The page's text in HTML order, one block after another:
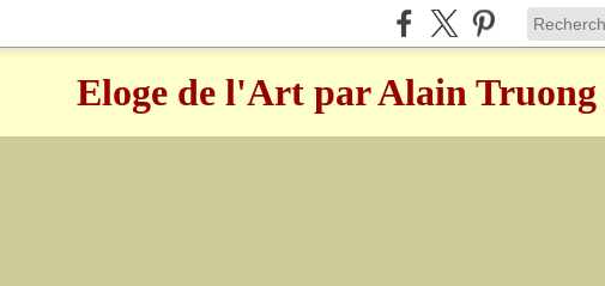
Eloge de l'Art par Alain Truong